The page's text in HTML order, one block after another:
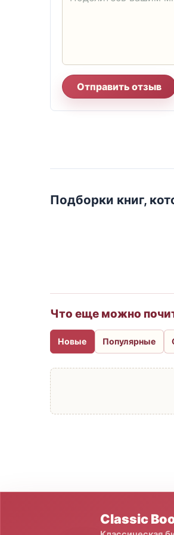
Отправить отзыв
Подборки книг,
Что еще можно
Новые Популярные
Classic